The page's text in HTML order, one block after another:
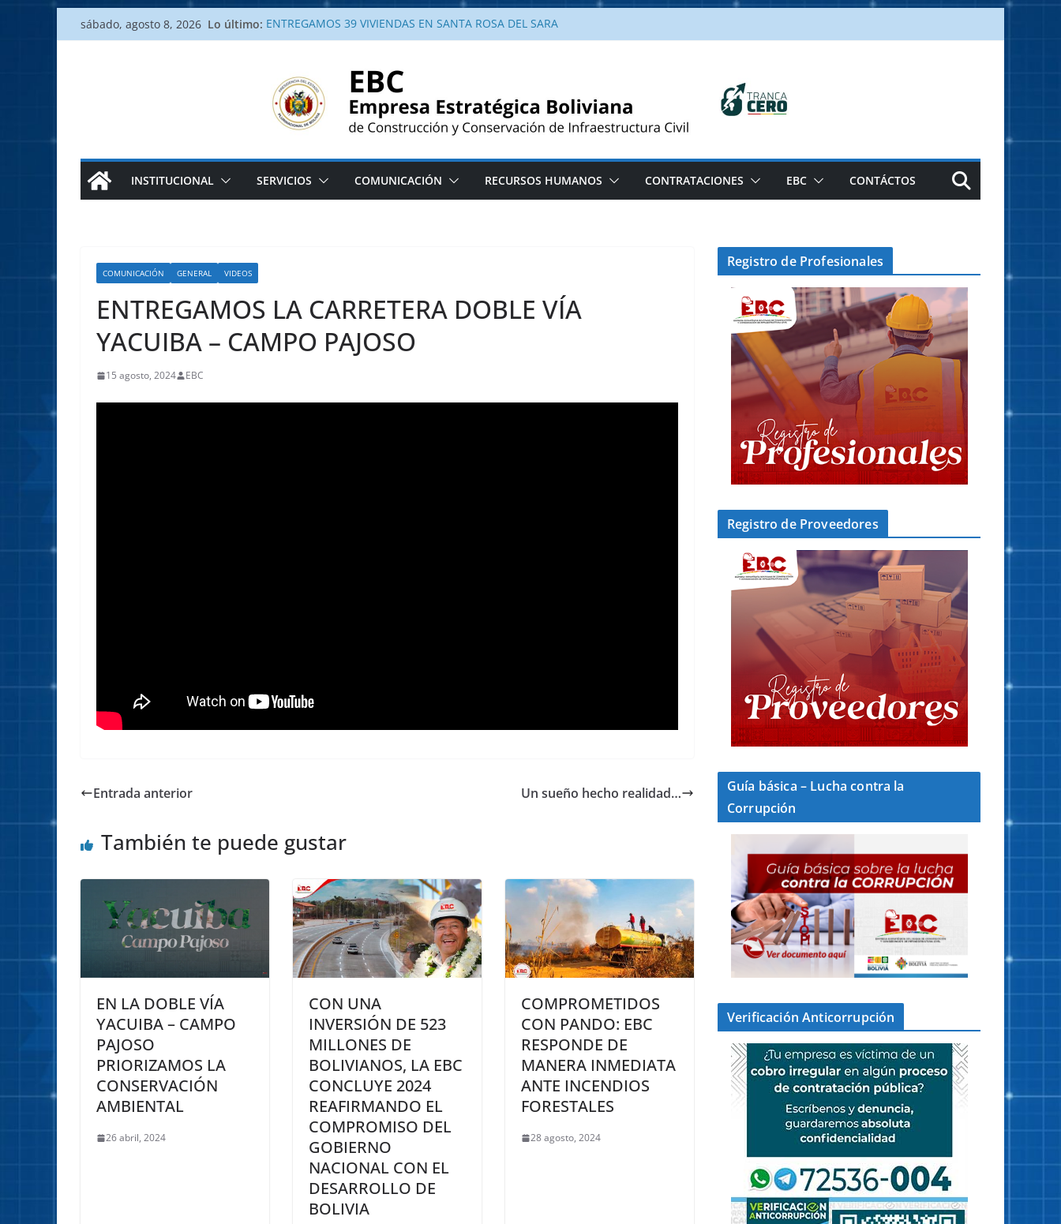
Saltar
al
sábado, agosto 8, 2026 Lo último: ENTREGAMOS 39 VIVIENDAS EN SANTA ROSA DEL SARA
Gobierno entrega enlosetado urbano en Yotaú, Santa Cruz.
comunidad de Yotaú, municipio El Puente
Entrega de viviendas en Santa Rosa del Sara llena de
alegría a las familias beneficiadas
Gobierno Nacional entrega viviendas en Santa Rosa del
Sara y recibe reconocimiento del Alcalde
INSTITUCIONAL SERVICIOS COMUNICACIÓN RECURSOS HUMANOS CONTRATACIONES EBC CONTÁCTOS
COMUNICACIÓN GENERAL VIDEOS
ENTREGAMOS LA CARRETERA DOBLE VÍA
YACUIBA – CAMPO PAJOSO
15 agosto, 2024 EBC
Entrada anterior Un sueño hecho realidad…
También te puede gustar
EN LA DOBLE VÍA
YACUIBA – CAMPO
PAJOSO
PRIORIZAMOS LA
CONSERVACIÓN
AMBIENTAL
26 abril, 2024
CON UNA
INVERSIÓN DE 523
MILLONES DE
BOLIVIANOS, LA EBC
CONCLUYE 2024
REAFIRMANDO EL
COMPROMISO DEL
GOBIERNO
NACIONAL CON EL
DESARROLLO DE
BOLIVIA
COMPROMETIDOS
CON PANDO: EBC
RESPONDE DE
MANERA INMEDIATA
ANTE INCENDIOS
FORESTALES
28 agosto, 2024
Registro de Profesionales
Registro de Proveedores
Guía básica – Lucha contra la
Corrupción
Verificación Anticorrupción